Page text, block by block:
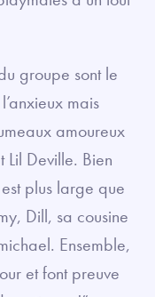
groupe sont le
mais
amoureux
Lil Deville. Bien
plus large que
Dill, sa cousine
Ensemble,
et font preuve